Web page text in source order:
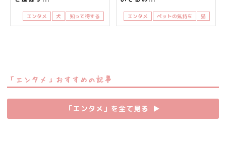
エンタメ 犬 知って得する エンタメ ペットの気持ち 猫
「エンタメ」おすすめの記事
「エンタメ」を全て見る ▶︎